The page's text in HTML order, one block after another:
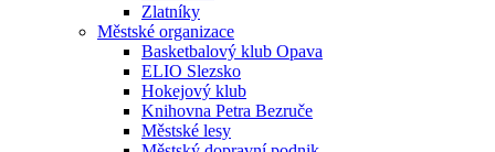
Zlatníky
Městské organizace
Basketbalový klub Opava
ELIO Slezsko
Hokejový klub
Knihovna Petra Bezruče
Městské lesy